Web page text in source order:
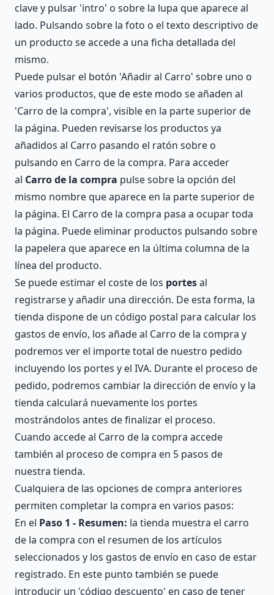
clave y pulsar 'intro' o sobre la lupa que aparece al
lado. Pulsando sobre la foto o el texto descriptivo de
un producto se accede a una ficha detallada del
mismo.
Puede pulsar el botón 'Añadir al Carro' sobre uno o
varios productos, que de este modo se añaden al
'Carro de la compra', visible en la parte superior de
la página. Pueden revisarse los productos ya
añadidos al Carro pasando el ratón sobre o
pulsando en Carro de la compra. Para acceder
al Carro de la compra pulse sobre la opción del
mismo nombre que aparece en la parte superior de
la página. El Carro de la compra pasa a ocupar toda
la página. Puede eliminar productos pulsando sobre
la papelera que aparece en la última columna de la
línea del producto.
Se puede estimar el coste de los portesal
registrarse y añadir una dirección. De esta forma, la
tienda dispone de un código postal para calcular los
gastos de envío, los añade al Carro de la compra y
podremos ver el importe total de nuestro pedido
incluyendo los portes y el IVA. Durante el proceso de
pedido, podremos cambiar la dirección de envío y la
tienda calculará nuevamente los portes
mostrándolos antes de finalizar el proceso.
Cuando accede al Carro de la compra accede
también al proceso de compra en 5 pasos de
nuestra tienda.
Cualquiera de las opciones de compra anteriores
permiten completar la compra en varios pasos:
En el Paso 1 - Resumen: la tienda muestra el carro
de la compra con el resumen de los artículos
seleccionados y los gastos de envío en caso de estar
registrado. En este punto también se puede
introducir un 'código descuento' en caso de tener